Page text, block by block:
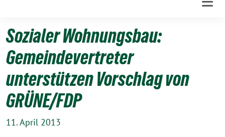
Sozialer Wohnungsbau:
Gemeindevertreter
unterstützen Vorschlag von
GRÜNE/FDP
11. April 2013